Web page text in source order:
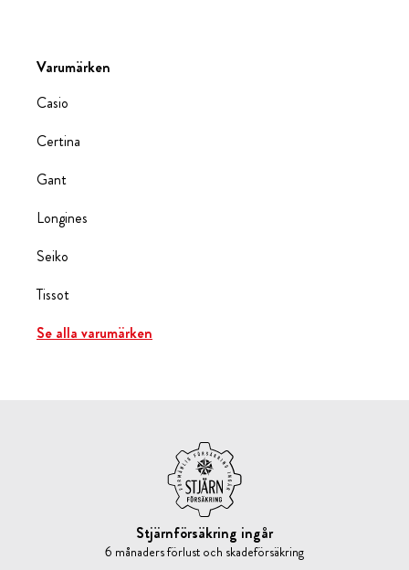
Varumärken
Casio
Certina
Gant
Longines
Seiko
Tissot
Se alla varumärken
Stjärnförsäkring ingår
6 månaders förlust och skadeförsäkring